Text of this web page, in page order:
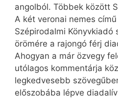
angolból. Többek között
A két veronai nemes
Szépirodalmi Könyvkiadó
örömére a rajongó férj
Ahogyan a már özvegy
utólagos kommentárja
legkedvesebb
előszobába lépve